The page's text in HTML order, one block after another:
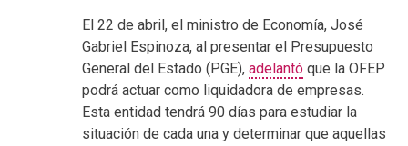
El 22 de abril, el ministro de Economía, José
Gabriel Espinoza, al presentar el Presupuesto
General del Estado (PGE), adelantó que la OFEP
podrá actuar como liquidadora de empresas.
Esta entidad tendrá 90 días para estudiar la
situación de cada una y determinar que aquellas